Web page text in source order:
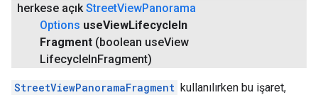
herkese açık StreetViewPanorama
Options useViewLifecycleIn
Fragment (boolean useView
LifecycleInFragment)
StreetViewPanoramaFragment kullanılırken bu işaret,